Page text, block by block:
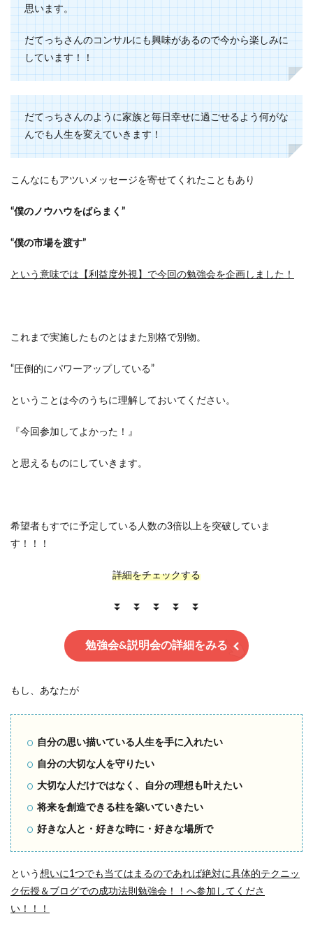
思います。
だてっちさんのコンサルにも興味があるので今から楽しみに
しています！！
だてっちさんのように家族と毎日幸せに過ごせるよう何がな
んでも人生を変えていきます！
こんなにもアツいメッセージを寄せてくれたこともあり
“僕のノウハウをばらまく”
“僕の市場を渡す”
という意味では【利益度外視】で今回の勉強会を企画しました！
これまで実施したものとはまた別格で別物。
“圧倒的にパワーアップしている”
ということは今のうちに理解しておいてください。
『今回参加してよかった！』
と思えるものにしていきます。
希望者もすでに予定している人数の3倍以上を突破していま
す！！！
詳細をチェックする
⏬ ⏬ ⏬ ⏬ ⏬
勉強会&説明会の詳細をみる
もし、あなたが
自分の思い描いている人生を手に入れたい
自分の大切な人を守りたい
大切な人だけではなく、自分の理想も叶えたい
将来を創造できる柱を築いていきたい
好きな人と・好きな時に・好きな場所で
という 想いに1つでも当てはまるのであれば絶対に具体的テクニッ
ク伝授＆ブログでの成功法則勉強会！！へ参加してくださ
い！！！